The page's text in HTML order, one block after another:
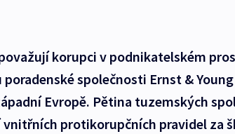
korupci v podnikatelském
společnosti Ernst &
Evropě. Pětina tuzemských
protikorupčních pravidel za